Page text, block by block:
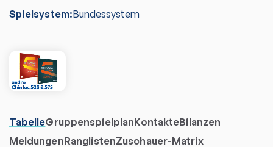
Spielsystem:Bundessystem
TabelleGruppenspielplanKontakteBilanzen
MeldungenRanglistenZuschauer-Matrix